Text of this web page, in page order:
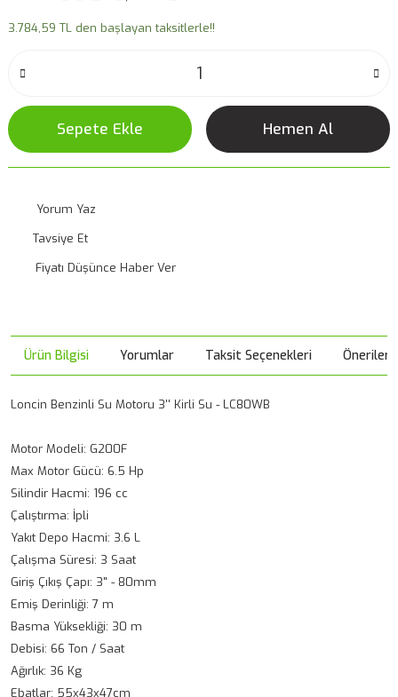
3.784,59 TL den başlayan taksitlerle!!
Sepete Ekle Hemen Al
Yorum Yaz
Tavsiye Et
Fiyatı Düşünce Haber Ver
Ürün Bilgisi Yorumlar Taksit Seçenekleri
Loncin Benzinli Su Motoru 3'' Kirli Su - LC80WB
Motor Modeli: G200F
Max Motor Gücü: 6.5 Hp
Silindir Hacmi: 196 cc
Çalıştırma: İpli
Yakıt Depo Hacmi: 3.6 L
Çalışma Süresi: 3 Saat
Giriş Çıkış Çapı: 3" - 80mm
Emiş Derinliği: 7 m
Basma Yüksekliği: 30 m
Debisi: 66 Ton / Saat
Ağırlık: 36 Kg
Ebatlar: 55x43x47cm